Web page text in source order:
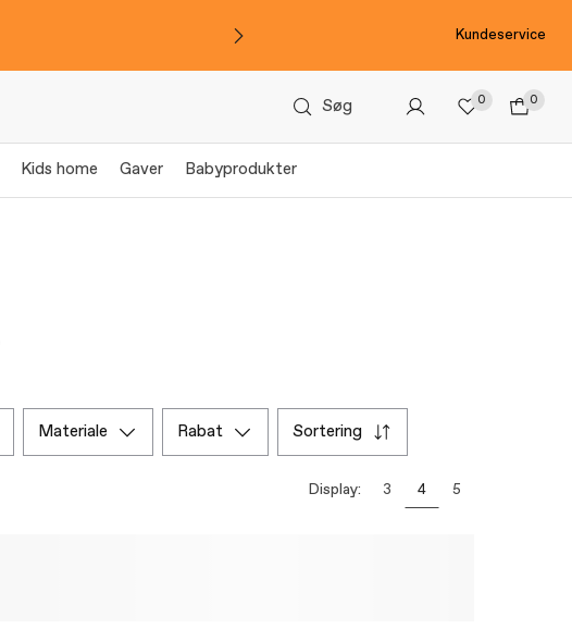
Kundeservice
Søg 0 0
Kids home Gaver Babyprodukter
materiale rabat sortering
Display: 3 4 5